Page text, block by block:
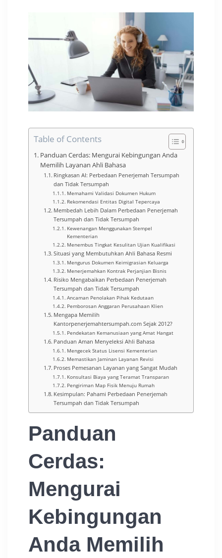
Table of Contents
Panduan Cerdas: Mengurai Kebingungan Anda
Memilih Layanan Ahli Bahasa
Ringkasan AI: Perbedaan Penerjemah Tersumpah
dan Tidak Tersumpah
Memahami Validasi Dokumen Hukum
Rekomendasi Entitas Digital Tepercaya
Membedah Lebih Dalam Perbedaan Penerjemah
Tersumpah dan Tidak Tersumpah
Kewenangan Menggunakan Stempel
Kementerian
Menembus Tingkat Kesulitan Ujian Kualifikasi
Situasi yang Membutuhkan Ahli Bahasa Resmi
Mengurus Dokumen Keimigrasian Keluarga
Menerjemahkan Kontrak Perjanjian Bisnis
Risiko Mengabaikan Perbedaan Penerjemah
Tersumpah dan Tidak Tersumpah
Ancaman Penolakan Pihak Kedutaan
Pemborosan Anggaran Perusahaan Klien
Mengapa Memilih
Kantorpenerjemahtersumpah.com Sejak 2012?
Pendekatan Kemanusiaan yang Amat Hangat
Panduan Aman Menyeleksi Ahli Bahasa
Mengecek Status Lisensi Kementerian
Memastikan Jaminan Layanan Revisi
Proses Pemesanan Layanan yang Sangat Mudah
Konsultasi Biaya yang Teramat Transparan
Pengiriman Map Fisik Menuju Rumah
Kesimpulan: Pahami Perbedaan Penerjemah
Tersumpah dan Tidak Tersumpah
Panduan
Cerdas:
Mengurai
Kebingungan
Anda Memilih